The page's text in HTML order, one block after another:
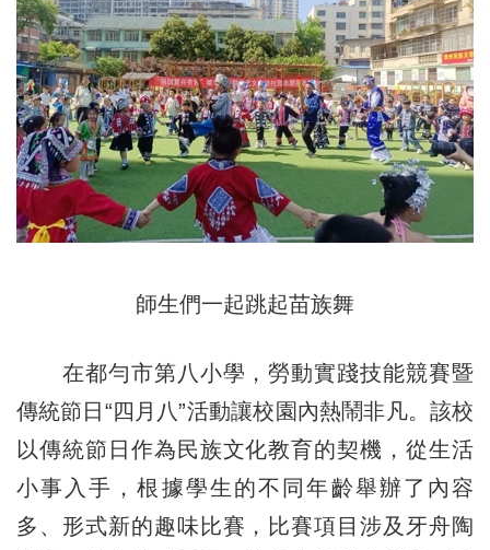
師生們一起跳起苗族舞
在都勻市第八小學，勞動實踐技能競賽暨
傳統節日“四月八”活動讓校園內熱鬧非凡。該校
以傳統節日作為民族文化教育的契機，從生活
小事入手，根據學生的不同年齡舉辦了內容
多、形式新的趣味比賽，比賽項目涉及牙舟陶